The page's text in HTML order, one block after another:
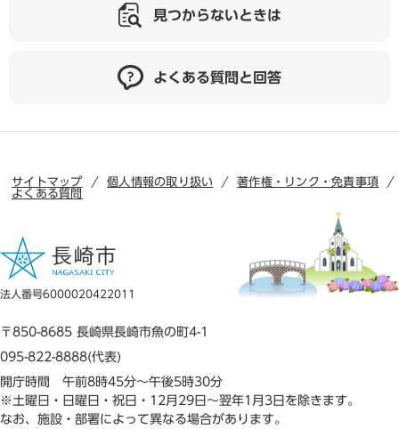
見つからないときは
よくある質問と回答
サイトマップ 個人情報の取り扱い
著作権・リンク・免責事項
よくある質問
法人番号6000020422011
〒850-8685 長崎県長崎市魚の町4-1
095-822-8888(代表)
開庁時間 午前8時45分～午後5時30分
※土曜日・日曜日・祝日・12月29日～翌年1月3日を除きます。
なお、施設・部署によって異なる場合があります。